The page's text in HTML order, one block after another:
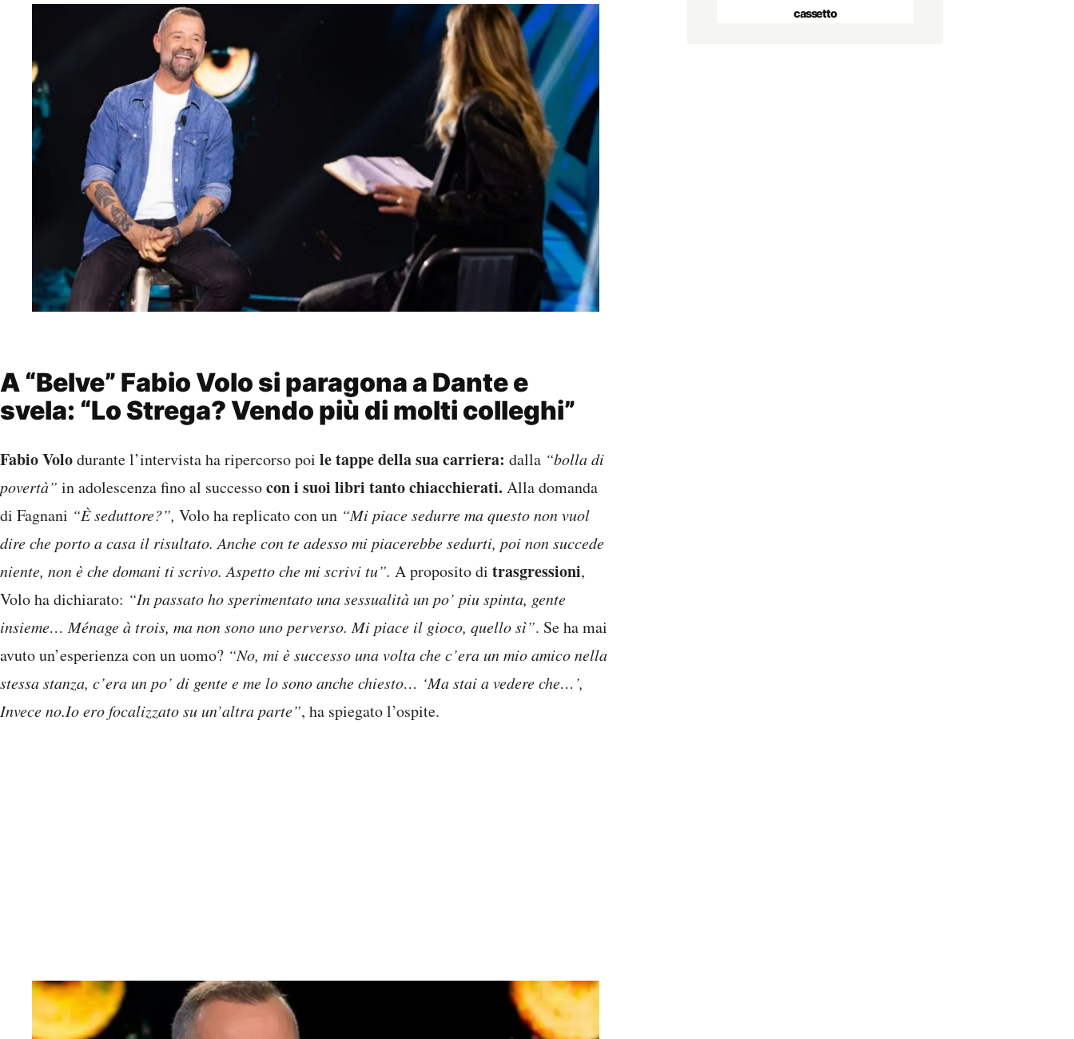
A “Belve” Fabio Volo si paragona a Dante e
svela: “Lo Strega? Vendo più di molti colleghi”
Fabio Volodurante l’intervista ha ripercorso poi le tappe della sua carriera: dalla “bolla di
povertà” in adolescenza fino al successocon i suoi libri tanto chiacchierati. Alla domanda
di Fagnani “È seduttore?”, Volo ha replicato con un “Mi piace sedurre ma questo non vuol
dire che porto a casa il risultato. Anche con te adesso mi piacerebbe sedurti, poi non succede
niente, non è che domani ti scrivo. Aspetto che mi scrivi tu”. A proposito di trasgressioni,
Volo ha dichiarato: “In passato ho sperimentato una sessualità un po’ piu spinta, gente
insieme… Ménage à trois, ma non sono uno perverso. Mi piace il gioco, quello sì”. Se ha mai
avuto un’esperienza con un uomo? “No, mi è successo una volta che c’era un mio amico nella
stessa stanza, c’era un po’ di gente e me lo sono anche chiesto… ‘Ma stai a vedere che…’,
Invece no.Io ero focalizzato su un’altra parte”, ha spiegato l’ospite.
cassetto